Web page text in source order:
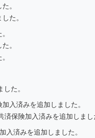
。
た。
。
た。
入済みを追加しました。
済保険加入済みを追加しま
入済みを追加しました。